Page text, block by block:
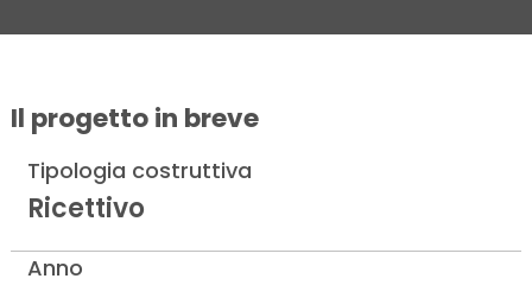
Il progetto in breve
Tipologia costruttiva
Ricettivo
Anno